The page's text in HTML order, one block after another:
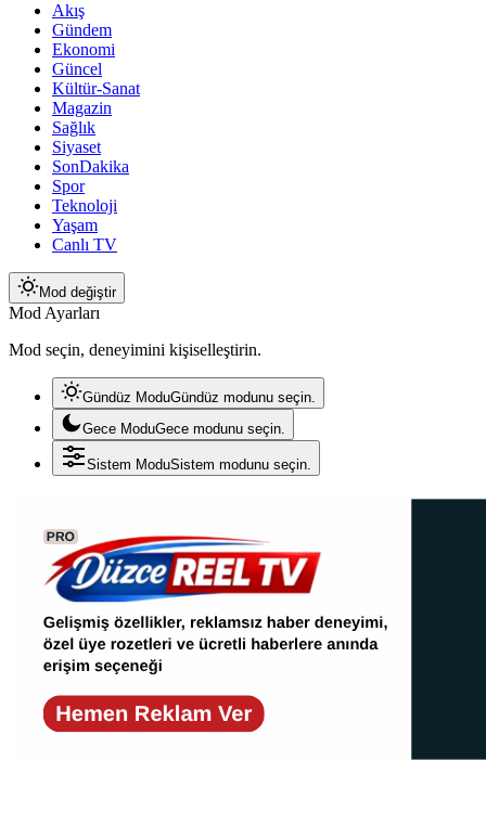
Akış
Gündem
Ekonomi
Güncel
Kültür-Sanat
Magazin
Sağlık
Siyaset
SonDakika
Spor
Teknoloji
Yaşam
Canlı TV
Mod değiştir
Mod Ayarları
Mod seçin, deneyimini kişiselleştirin.
Gündüz ModuGündüz modunu seçin.
Gece ModuGece modunu seçin.
Sistem ModuSistem modunu seçin.